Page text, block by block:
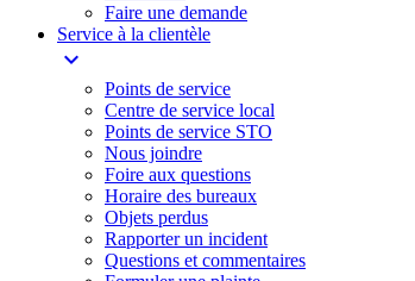
Faire une demande
Service à la clientèle
expand_more
Points de service
Centre de service local
Points de service STO
Nous joindre
Foire aux questions
Horaire des bureaux
Objets perdus
Rapporter un incident
Questions et commentaires